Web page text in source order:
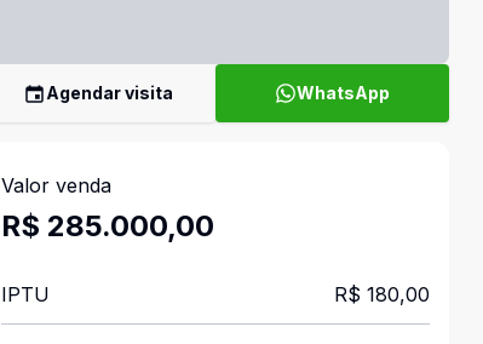
Agendar visita WhatsApp
Valor venda
R$ 285.000,00
IPTU R$ 180,00